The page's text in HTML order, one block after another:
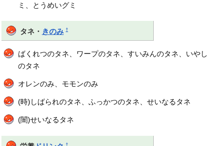
ミ、とうめいグミ
タネ・ きのみ †
ばくれつのタネ、ワープのタネ、すいみんのタネ、いやし
のタネ
オレンのみ、モモンのみ
(時)しばられのタネ、ふっかつのタネ、せいなるタネ
(闇)せいなるタネ
†